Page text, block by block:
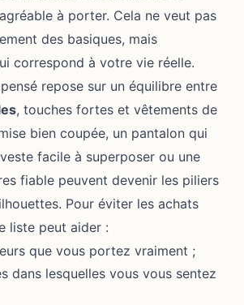
à porter. Cela ne veut pas
des basiques, mais
correspond à votre vie réelle.
repose sur un équilibre entre
, touches fortes et vêtements de
bien coupée, un pantalon qui
facile à superposer ou une
fiable peuvent devenir les piliers
Pour éviter les achats
liste peut aider :
que vous portez vraiment ;
dans lesquelles vous vous sentez